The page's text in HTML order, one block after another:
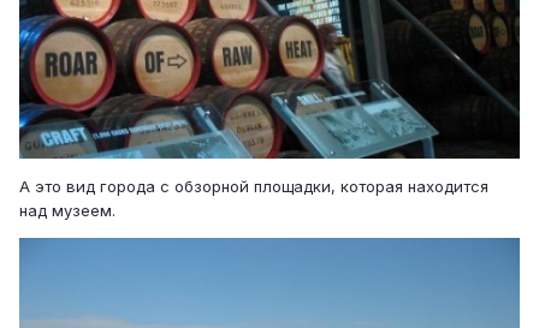
А это вид города с обзорной площадки, которая находится
над музеем.